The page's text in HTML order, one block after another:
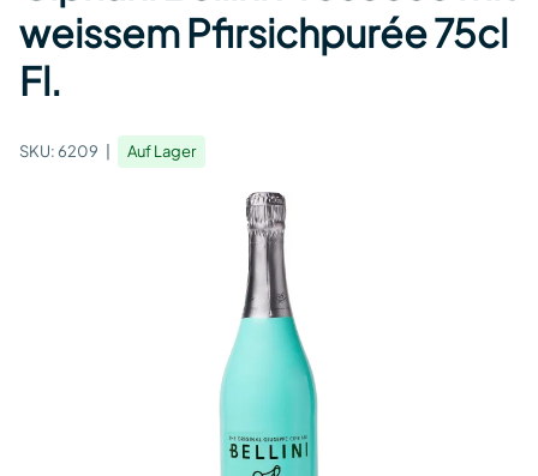
weissem Pfirsichpurée 75cl
Fl.
SKU:6209 Auf Lager